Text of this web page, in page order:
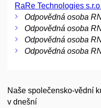
RaRe Technologies s.r.o.
Odpovědná osoba
Odpovědná osoba
Odpovědná osoba
Odpovědná osoba
Naše společensko-vědní
v dnešní